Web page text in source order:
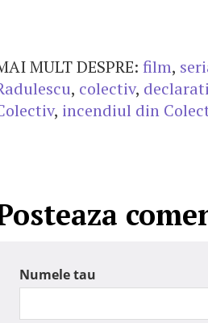
MULT DESPRE: film,
, colectiv,
, incendiul din
Numele tau